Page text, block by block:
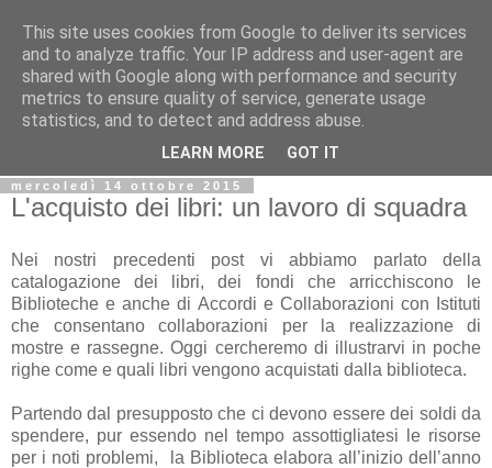
Biblio@rti in
Il Blog della Biblioteca di Area delle arti per condividere
informazioni iniziative incontri
mercoledì 14 ottobre 2015
L'acquisto dei libri: un lavoro di squadra
Nei nostri precedenti post vi abbiamo parlato della
catalogazione dei libri, dei fondi che arricchiscono le
Biblioteche e anche di Accordi e Collaborazioni con Istituti
che consentano collaborazioni per la realizzazione di
mostre e rassegne. Oggi cercheremo di illustrarvi in poche
righe come e quali libri vengono acquistati dalla biblioteca.
Partendo dal presupposto che ci devono essere dei soldi da
spendere, pur essendo nel tempo assottigliatesi le risorse
per i noti problemi, la Biblioteca elabora all’inizio dell’anno
This site uses cookies from Google to deliver its services
and to analyze traffic. Your IP address and user-agent are
shared with Google along with performance and security
metrics to ensure quality of service, generate usage
statistics, and to detect and address abuse.
LEARN MORE GOT IT